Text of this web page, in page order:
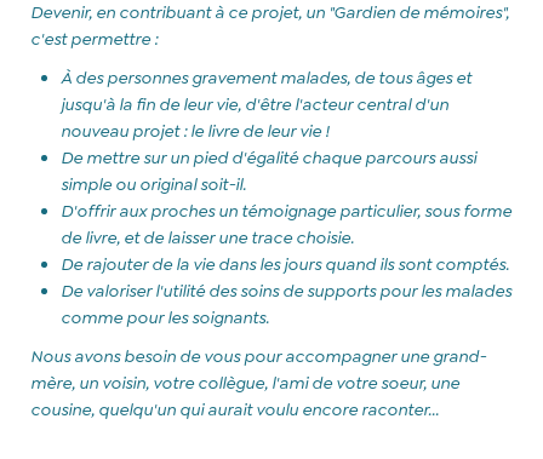
Devenir, en contribuant à ce projet, un "Gardien de mémoires",
c'est permettre :
À des personnes gravement malades, de tous âges et
jusqu'à la fin de leur vie, d'être l'acteur central d'un
nouveau projet : le livre de leur vie !
De mettre sur un pied d'égalité chaque parcours aussi
simple ou original soit-il.
D'offrir aux proches un témoignage particulier, sous forme
de livre, et de laisser une trace choisie.
De rajouter de la vie dans les jours quand ils sont comptés.
De valoriser l'utilité des soins de supports pour les malades
comme pour les soignants.
Nous avons besoin de vous pour accompagner une grand-
mère, un voisin, votre collègue, l'ami de votre soeur, une
cousine, quelqu'un qui aurait voulu encore raconter...